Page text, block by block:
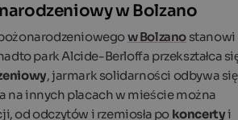
w Bolzano
w Bolzano stanowi
park Alcide-Berloffa przekształca
, jarmark solidarności odbywa się
a na innych placach w mieście można
od odczytów i rzemiosła po koncertyi